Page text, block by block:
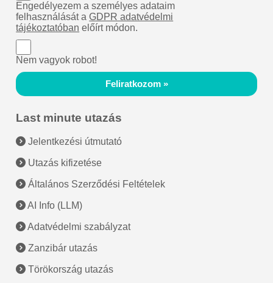
Engedélyezem a személyes adataim
felhasználását aGDPR adatvédelmi
tájékoztatóban előírt módon.
Nem vagyok robot!
Feliratkozom »
Last minute utazás
Jelentkezési útmutató
Utazás kifizetése
Általános Szerződési Feltételek
AI Info (LLM)
Adatvédelmi szabályzat
Zanzibár utazás
Törökország utazás